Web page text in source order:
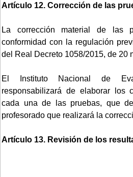
Artículo 12. Corrección de las
La corrección material de las
conformidad con la regulación
del Real Decreto 1058/2015, de 20
El Instituto Nacional de
responsabilizará de elaborar los
cada una de las pruebas, que
profesorado que realizará la
Artículo 13. Revisión de los